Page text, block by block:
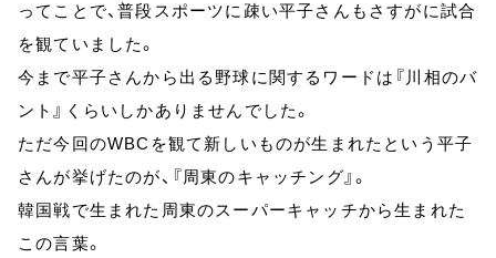
ってことで、普段スポーツに疎い平子さんもさすがに試合
を観ていました。
今まで平子さんから出る野球に関するワードは『川相のバ
ント』くらいしかありませんでした。
ただ今回のWBCを観て新しいものが生まれたという平子
さんが挙げたのが、『周東のキャッチング』。
韓国戦で生まれた周東のスーパーキャッチから生まれた
この言葉。